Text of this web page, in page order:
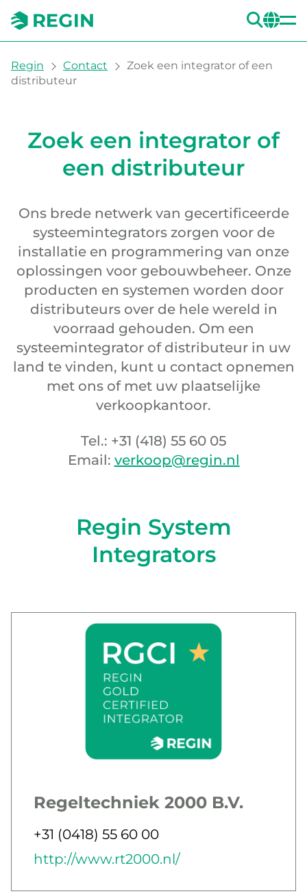
You are here:
Regin Contact
Zoek een integrator of een
distributeur
Zoek een integrator of
een distributeur
Ons brede netwerk van gecertificeerde
systeemintegrators zorgen voor de
installatie en programmering van onze
oplossingen voor gebouwbeheer. Onze
producten en systemen worden door
distributeurs over de hele wereld in
voorraad gehouden. Om een
systeemintegrator of distributeur in uw
land te vinden, kunt u contact opnemen
met ons of met uw plaatselijke
verkoopkantoor.
Tel.: +31 (418) 55 60 05
Email: verkoop@regin.nl
Regin System
Integrators
Regeltechniek 2000 B.V.
Jobbar som
Telefon
+31 (0418) 55 60 00
E-post
Webb
http://www.rt2000.nl/